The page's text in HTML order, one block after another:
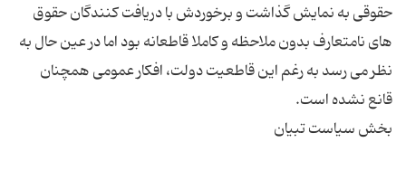
حقوقی به نمایش گذاشت و برخوردش با دریافت کنندگان حقوق
های نامتعارف بدون ملاحظه و کاملا قاطعانه بود اما در عین حال به
نظر می رسد به رغم این قاطعیت دولت، افکار عمومی همچنان